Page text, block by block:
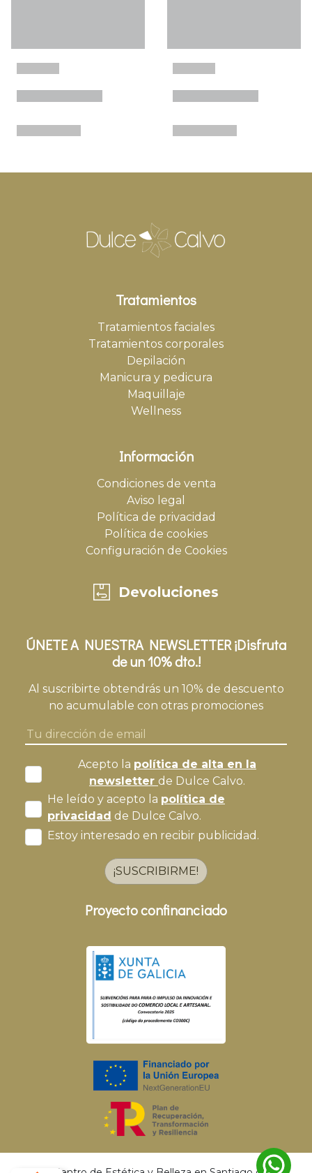
Tratamientos
Tratamientos faciales
Tratamientos corporales
Depilación
Manicura y pedicura
Maquillaje
Wellness
Información
Condiciones de venta
Aviso legal
Política de privacidad
Política de cookies
Configuración de Cookies
Devoluciones
ÚNETE A NUESTRA NEWSLETTER ¡Disfruta
de un 10% dto.!
Al suscribirte obtendrás un 10% de descuento
no acumulable con otras promociones
Acepto la política de alta en la
newsletter de Dulce Calvo.
He leído y acepto la política de
privacidad de Dulce Calvo.
Estoy interesado en recibir publicidad.
¡SUSCRIBIRME!
Proyecto confinanciado